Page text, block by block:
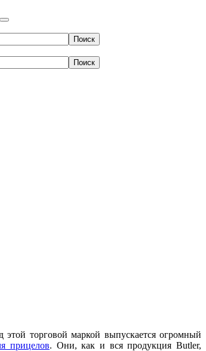
торговой маркой выпускается огромный
прицелов. Они, как и вся продукция Butler,